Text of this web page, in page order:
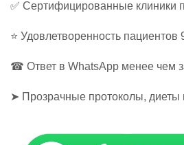
✅ Сертифицированные клиники
⭐ Удовлетворенность пациентов
☎ Ответ в WhatsApp менее чем
➤ Прозрачные протоколы, диеты